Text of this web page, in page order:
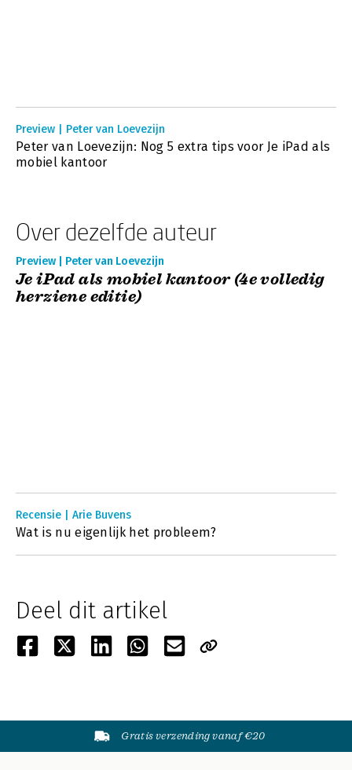
Preview | Peter van Loevezijn
Peter van Loevezijn: Nog 5 extra tips voor Je iPad als
mobiel kantoor
Over dezelfde auteur
Preview | Peter van Loevezijn
Je iPad als mobiel kantoor (4e volledig
herziene editie)
Recensie | Arie Buvens
Wat is nu eigenlijk het probleem?
Deel dit artikel
Gratis verzending vanaf €20